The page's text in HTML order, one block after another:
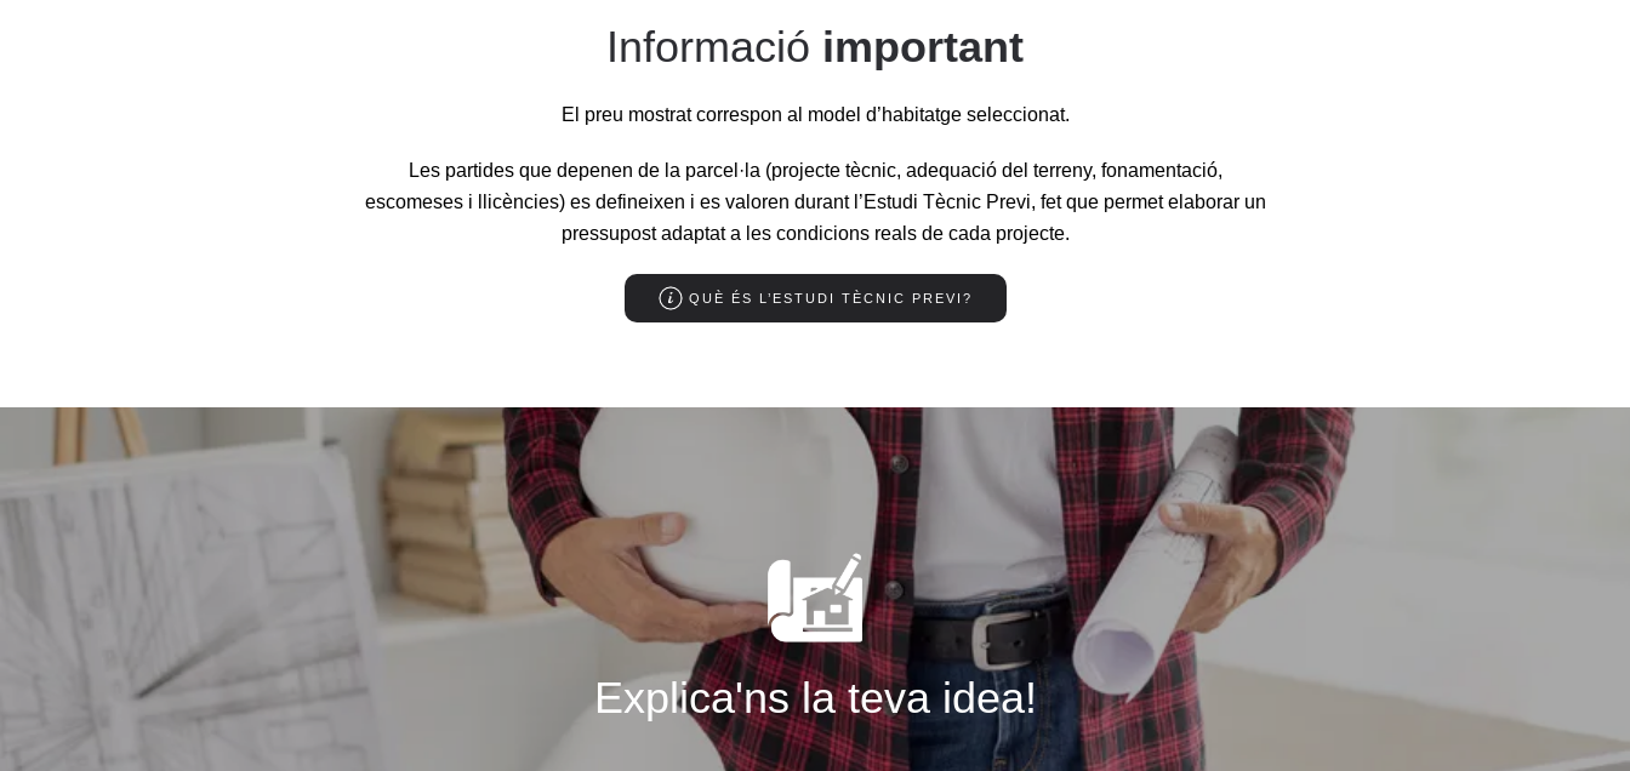
Informació important
El preu mostrat correspon al model d’habitatge seleccionat.
Les partides que depenen de la parcel·la (projecte tècnic, adequació del terreny, fonamentació,
escomeses i llicències) es defineixen i es valoren durant l’Estudi Tècnic Previ, fet que permet elaborar un
pressupost adaptat a les condicions reals de cada projecte.
QUÈ ÉS L’ESTUDI TÈCNIC PREVI?
Explica'ns la teva idea!